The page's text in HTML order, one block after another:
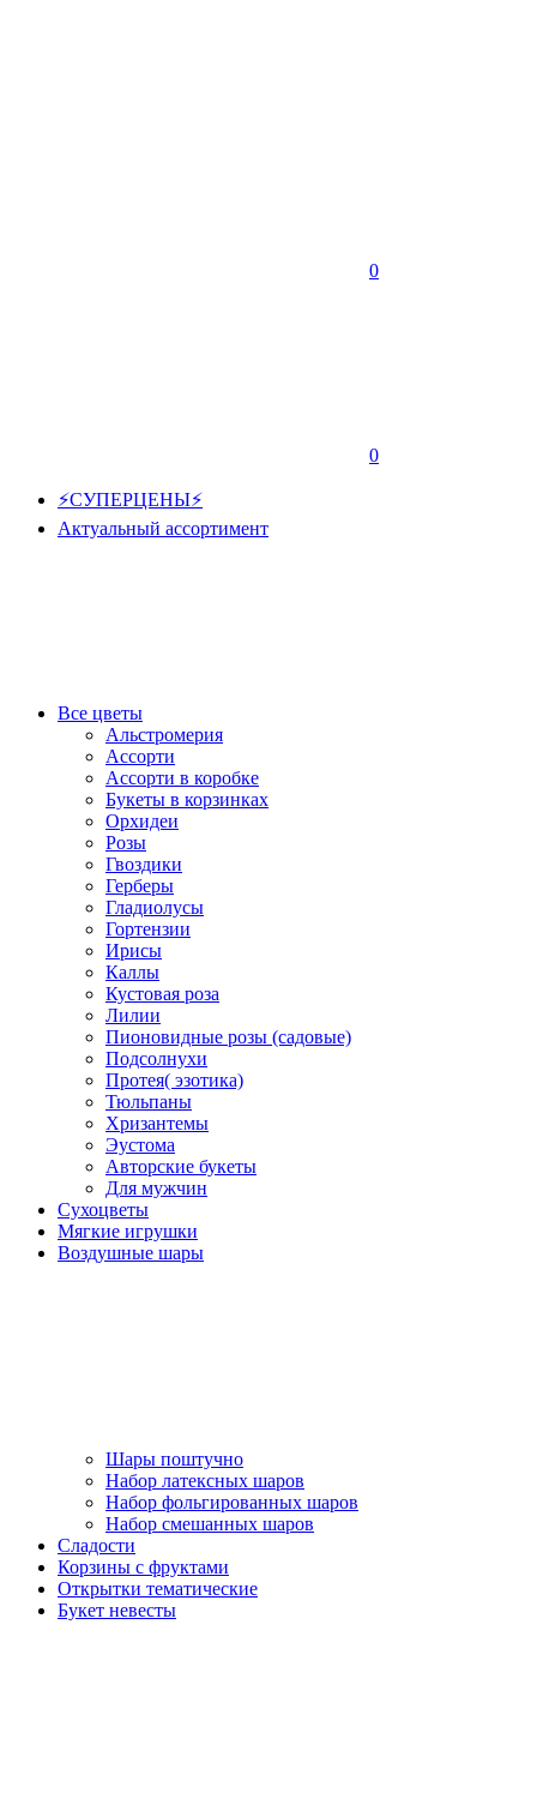
0
0
⚡СУПЕРЦЕНЫ⚡
Актуальный ассортимент
Все цветы
Альстромерия
Ассорти
Ассорти в коробке
Букеты в корзинках
Орхидеи
Розы
Гвоздики
Герберы
Гладиолусы
Гортензии
Ирисы
Каллы
Кустовая роза
Лилии
Пионовидные розы (садовые)
Подсолнухи
Протея( эзотика)
Тюльпаны
Хризантемы
Эустома
Авторские букеты
Для мужчин
Сухоцветы
Мягкие игрушки
Воздушные шары
Шары поштучно
Набор латексных шаров
Набор фольгированных шаров
Набор смешанных шаров
Сладости
Корзины с фруктами
Открытки тематические
Букет невесты